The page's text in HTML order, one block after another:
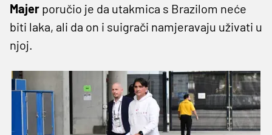
Majer poručio je da utakmica s Brazilom neće
biti laka, ali da on i suigrači namjeravaju uživati u
njoj.